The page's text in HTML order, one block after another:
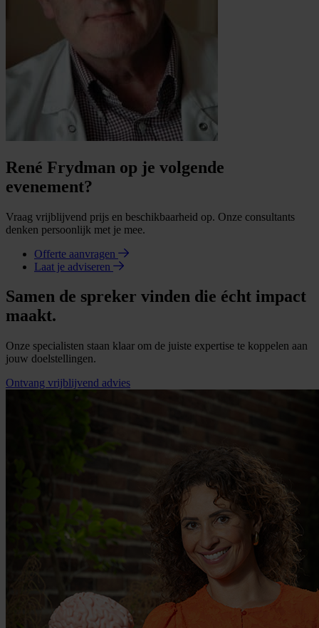
René Frydman op je volgende
evenement?
Vraag vrijblijvend prijs en beschikbaarheid op. Onze consultants
denken persoonlijk met je mee.
Offerte aanvragen
Laat je adviseren
Samen de spreker vinden die écht impact
maakt.
Onze specialisten staan klaar om de juiste expertise te koppelen aan
jouw doelstellingen.
Ontvang vrijblijvend advies